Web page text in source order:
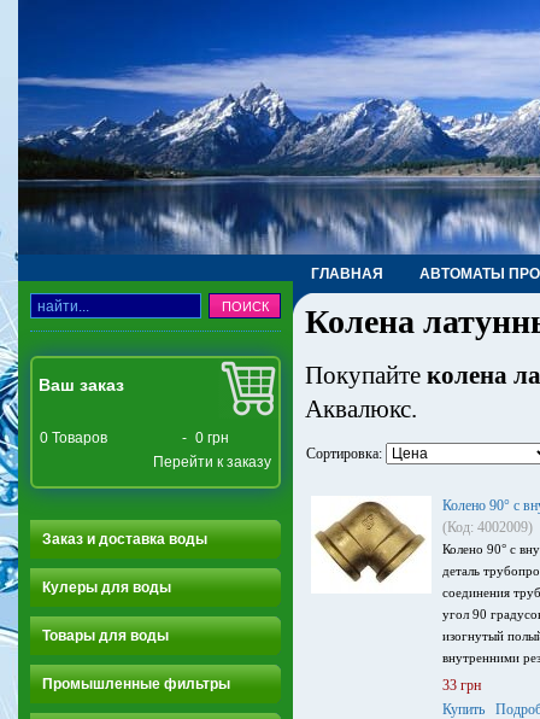
ГЛАВНАЯ АВТОМАТЫ
ТРУБЫ, ФИТИНГИ, КРАНЫ
Ваш заказ
0 Товаров - 0 грн
Перейти к заказу
Заказ и доставка воды
Кулеры для воды
Товары для воды
Промышленные фильтры
Колена
Покупайте колена
Аквалюкс.
Сортировка:
Колено 90° с
(Код: 4002009)
Колено 90° с
деталь
соединения
угол 90
изогнутый
внутренними
33 грн
Купить